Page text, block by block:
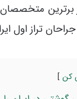
متخصصان
تراز اول
کن